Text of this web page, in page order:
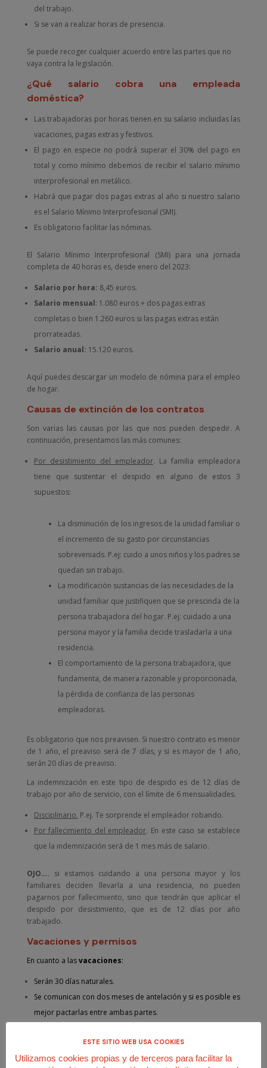
del trabajo.
Si se van a realizar horas de presencia.
Se puede recoger cualquier acuerdo entre las partes que no
vaya contra la legislación.
¿Qué salario cobra una empleada
doméstica?
Las trabajadoras por horas tienen en su salario incluidas las
vacaciones, pagas extras y festivos.
El pago en especie no podrá superar el 30% del pago en
total y como mínimo debemos de recibir el salario mínimo
interprofesional en metálico.
Habrá que pagar dos pagas extras al año si nuestro salario
es el Salario Mínimo Interprofesional (SMI).
Es obligatorio facilitar las nóminas.
El Salario Mínimo Interprofesional (SMI) para una jornada
completa de 40 horas es, desde enero del 2023:
Salario por hora: 8,45 euros.
Salario mensual: 1.080 euros + dos pagas extras
completas o bien 1.260 euros si las pagas extras están
prorrateadas.
Salario anual: 15.120 euros.
Aquí puedes descargar un modelo de nómina para el empleo
de hogar.
Causas de extinción de los contratos
Son varias las causas por las que nos pueden despedir. A
continuación, presentamos las más comunes:
Por desistimiento del empleador. La familia empleadora
tiene que sustentar el despido en alguno de estos 3
supuestos:
La disminución de los ingresos de la unidad familiar o
el incremento de su gasto por circunstancias
sobreveniads. P.ej: cuido a unos niños y los padres se
quedan sin trabajo.
La modificación sustancias de las necesidades de la
unidad familiar que justifiquen que se prescinda de la
persona trabajadora del hogar. P.ej: cuidado a una
persona mayor y la familia decide trasladarla a una
residencia.
El comportamiento de la persona trabajadora, que
fundamenta, de manera razonable y proporcionada,
la pérdida de confianza de las personas
empleadoras.
Es obligatorio que nos preavisen. Si nuestro contrato es menor
de 1 año, el preaviso será de 7 días, y si es mayor de 1 año,
serán 20 días de preaviso.
La indemnización en este tipo de despido es de 12 días de
trabajo por año de servicio, con el límite de 6 mensualidades.
Disciplinario. P.ej. Te sorprende el empleador robando.
Por fallecimiento del empleador. En este caso se establece
que la indemnización será de 1 mes más de salario.
OJO…. si estamos cuidando a una persona mayor y los
familiares deciden llevarla a una residencia, no pueden
pagarnos por fallecimiento, sino que tendrán que aplicar el
despido por desistimiento, que es de 12 días por año
trabajado.
Vacaciones y permisos
En cuanto a lasvacaciones:
Serán 30 días naturales.
Se comunican con dos meses de antelación y si es posible es
mejor pactarlas entre ambas partes.
el mes de vacaciones.
Desplazase a trabajar a la residencia de vacaciones familiar
ESTE SITIO WEB USA COOKIES
Utilizamos cookies propias y de terceros para facilitar la